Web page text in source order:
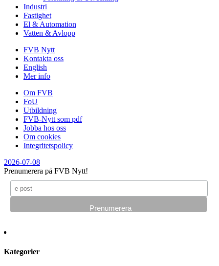
Industri
Fastighet
El & Automation
Vatten & Avlopp
FVB Nytt
Kontakta oss
English
Mer info
Om FVB
FoU
Utbildning
FVB-Nytt som pdf
Jobba hos oss
Om cookies
Integritetspolicy
2026-07-08
Prenumerera på FVB Nytt!
Kategorier